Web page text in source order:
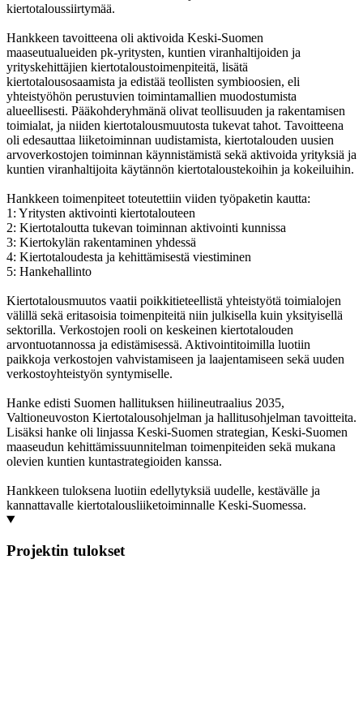
kiertotaloussiirtymää.
Hankkeen tavoitteena oli aktivoida Keski-Suomen
maaseutualueiden pk-yritysten, kuntien viranhaltijoiden ja
yrityskehittäjien kiertotaloustoimenpiteitä, lisätä
kiertotalousosaamista ja edistää teollisten symbioosien, eli
yhteistyöhön perustuvien toimintamallien muodostumista
alueellisesti. Pääkohderyhmänä olivat teollisuuden ja rakentamisen
toimialat, ja niiden kiertotalousmuutosta tukevat tahot. Tavoitteena
oli edesauttaa liiketoiminnan uudistamista, kiertotalouden uusien
arvoverkostojen toiminnan käynnistämistä sekä aktivoida yrityksiä ja
kuntien viranhaltijoita käytännön kiertotaloustekoihin ja kokeiluihin.
Hankkeen toimenpiteet toteutettiin viiden työpaketin kautta:
1: Yritysten aktivointi kiertotalouteen
2: Kiertotaloutta tukevan toiminnan aktivointi kunnissa
3: Kiertokylän rakentaminen yhdessä
4: Kiertotaloudesta ja kehittämisestä viestiminen
5: Hankehallinto
Kiertotalousmuutos vaatii poikkitieteellistä yhteistyötä toimialojen
välillä sekä eritasoisia toimenpiteitä niin julkisella kuin yksityisellä
sektorilla. Verkostojen rooli on keskeinen kiertotalouden
arvontuotannossa ja edistämisessä. Aktivointitoimilla luotiin
paikkoja verkostojen vahvistamiseen ja laajentamiseen sekä uuden
verkostoyhteistyön syntymiselle.
Hanke edisti Suomen hallituksen hiilineutraalius 2035,
Valtioneuvoston Kiertotalousohjelman ja hallitusohjelman tavoitteita.
Lisäksi hanke oli linjassa Keski-Suomen strategian, Keski-Suomen
maaseudun kehittämissuunnitelman toimenpiteiden sekä mukana
olevien kuntien kuntastrategioiden kanssa.
Hankkeen tuloksena luotiin edellytyksiä uudelle, kestävälle ja
kannattavalle kiertotalousliiketoiminnalle Keski-Suomessa.
Projektin tulokset